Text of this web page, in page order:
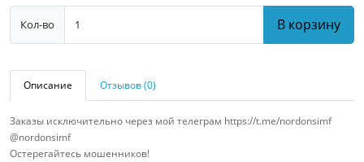
Кол-во В корзину
Описание Отзывов (0)
Заказы исключительно через мой телеграм https://t.me/nordonsimf
@nordonsimf
Остерегайтесь мошенников!